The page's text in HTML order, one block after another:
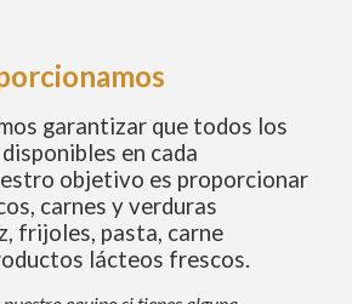
garantizar que todos los
en cada
objetivo es proporcionar
carnes y verduras
frijoles, pasta, carne
lácteos frescos.